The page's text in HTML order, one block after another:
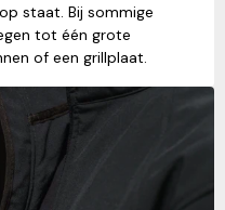
staat. Bij sommige
tot één grote
of een grillplaat.